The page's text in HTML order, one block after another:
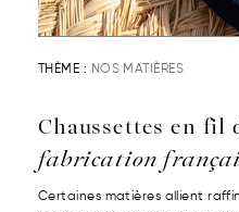
THÈME : NOS MATIÈRES
Chaussettes en fil
fabrication
Certaines matières allient